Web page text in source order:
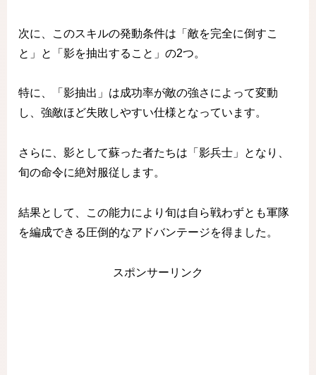
次に、このスキルの発動条件は「敵を完全に倒すこ
と」と「影を抽出すること」の2つ。
特に、「影抽出」は成功率が敵の強さによって変動
し、強敵ほど失敗しやすい仕様となっています。
さらに、影として蘇った者たちは「影兵士」となり、
旬の命令に絶対服従します。
結果として、この能力により旬は自ら戦わずとも軍隊
を編成できる圧倒的なアドバンテージを得ました。
スポンサーリンク